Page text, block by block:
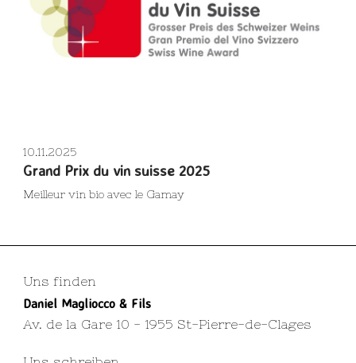
10.11.2025
Grand Prix du vin suisse 2025
Meilleur vin bio avec le Gamay
Uns finden
Daniel Magliocco & Fils
Av. de la Gare 10 - 1955 St-Pierre-de-Clages